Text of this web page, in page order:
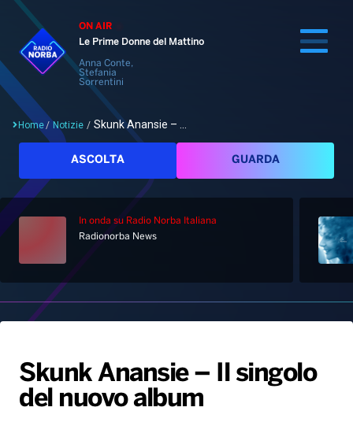
ON AIR
Le Prime Donne del Mattino
Anna Conte,
Stefania
Sorrentini
Palinsesto
Hit Dance
Giochi&Concorsi
PALATOUR
Notizie
Locali
Musica e Spettacolo
Playlist
Generale
Notiziario
Gallery
Radio Norba News TV
Home/ Notizie / Skunk Anansie – ...
ASCOLTA GUARDA
In onda su Radio Norba Italiana
Radionorba News
Skunk Anansie – Il singolo
del nuovo album